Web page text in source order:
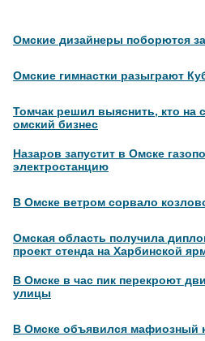
Омские дизайнеры поборются
Омские гимнастки разыграют
Томчак решил выяснить, кто на
омский бизнес
Назаров запустит в Омске
электростанцию
В Омске ветром сорвало
Омская область получила
проект стенда на Харбинской
В Омске в час пик перекроют
улицы
В Омске объявился мафиозный